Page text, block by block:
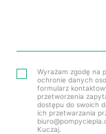
Wyrażam zgodę na
ochronie danych
formularz
przetworzenia
dostępu do swoich
ich przetwarzania
Kuczaj.